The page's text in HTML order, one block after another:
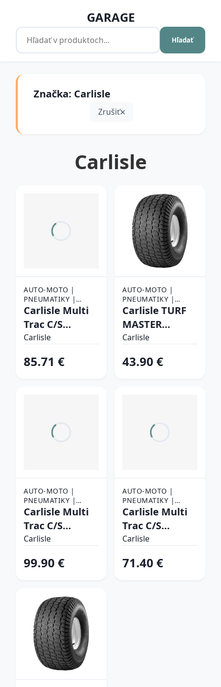
GARAGE
Hľadať
Značka: Carlisle
Zrušiť
Carlisle
AUTO-MOTO |
PNEUMATIKY |
NÁKLADNÉ
Carlisle Multi
Trac C/S
18/X8,50 -8 89
Carlisle
85.71 €
AUTO-MOTO |
PNEUMATIKY |
NÁKLADNÉ
Carlisle TURF
MASTER
20/X10,00 -10
Carlisle
43.90 €
AUTO-MOTO |
PNEUMATIKY |
NÁKLADNÉ
Carlisle Multi
Trac C/S
23/X10,50 -12
Carlisle
99.90 €
AUTO-MOTO |
PNEUMATIKY |
NÁKLADNÉ
Carlisle Multi
Trac C/S
23/X9,50 -12 88
Carlisle
71.40 €